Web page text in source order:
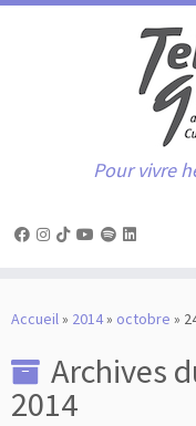
au
Pour vivre
Accueil» 2014» octobre »
Archives
2014